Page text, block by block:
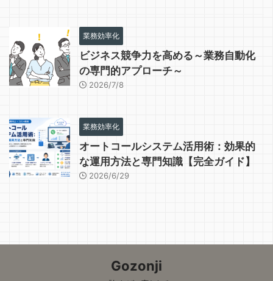
業務効率化
ビジネス競争力を高める～業務自動化
の専門的アプローチ～
2026/7/8
業務効率化
オートコールシステム活用術：効果的
な運用方法と専門知識【完全ガイド】
2026/6/29
Gozonji